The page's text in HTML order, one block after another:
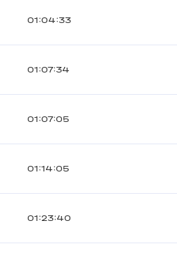
01:04:33
01:07:34
01:07:05
01:14:05
01:23:40